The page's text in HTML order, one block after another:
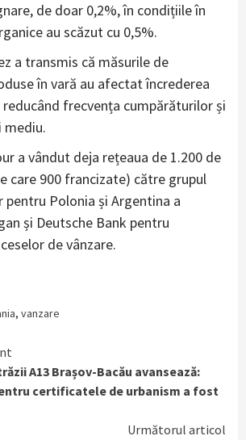
de doar 0,2%, în condițiile în
au scăzut cu 0,5%.
a transmis că măsurile de
în vară au afectat încrederea
frecvența cumpărăturilor și
mediu.
a vândut deja rețeaua de 1.200 de
care 900 francizate) către grupul
pentru Polonia și Argentina a
și Deutsche Bank pentru
de vânzare.
, vanzare
A13 Brașov-Bacău avansează:
certificatele de urbanism a fost
Următorul articol